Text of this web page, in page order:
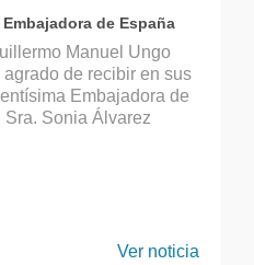
Embajadora de España
Manuel Ungo
de recibir en sus
Embajadora de
Sra. Sonia Álvarez
Ver noticia